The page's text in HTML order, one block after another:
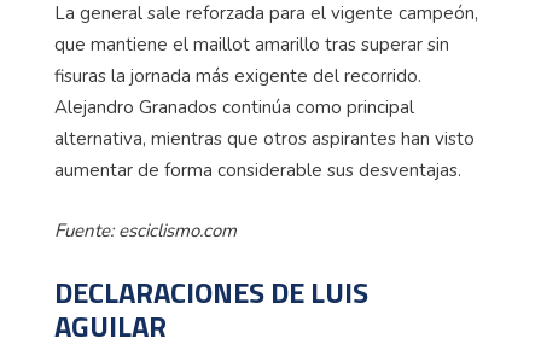
La general sale reforzada para el vigente campeón,
que mantiene el maillot amarillo tras superar sin
fisuras la jornada más exigente del recorrido.
Alejandro Granados continúa como principal
alternativa, mientras que otros aspirantes han visto
aumentar de forma considerable sus desventajas.
Fuente: esciclismo.com
DECLARACIONES DE LUIS
AGUILAR